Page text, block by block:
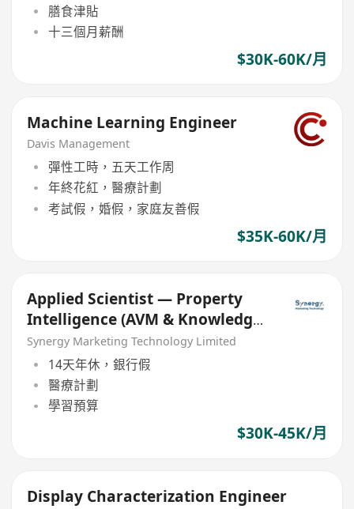
膳食津貼
十三個月薪酬
$30K-60K/月
Machine Learning Engineer
Davis Management
彈性工時，五天工作周
年終花紅，醫療計劃
考試假，婚假，家庭友善假
$35K-60K/月
Applied Scientist — Property
Intelligence (AVM & Knowledge
Graph)
Synergy Marketing Technology Limited
14天年休，銀行假
醫療計劃
學習預算
$30K-45K/月
Display Characterization Engineer